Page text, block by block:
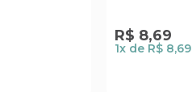
R$ 8,69
1x de R$ 8,69